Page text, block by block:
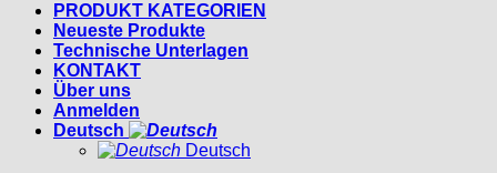
PRODUKT KATEGORIEN
Neueste Produkte
Technische Unterlagen
KONTAKT
Über uns
Anmelden
Deutsch
Deutsch